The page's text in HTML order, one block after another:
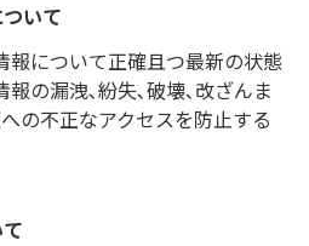
いて
報について正確且つ最新の状態
報の漏洩､紛失､破壊､改ざんま
の不正なアクセスを防止する